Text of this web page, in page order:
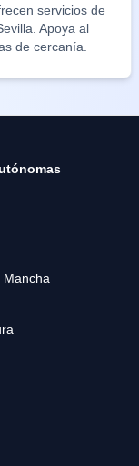
servicios de
. Apoya al
de cercanía.
Mancha